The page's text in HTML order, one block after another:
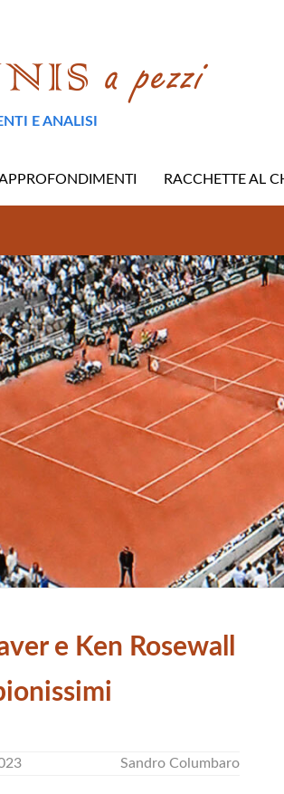
E ANALISI
RACCHETTE AL
e Ken Rosewall
Sandro Columbaro